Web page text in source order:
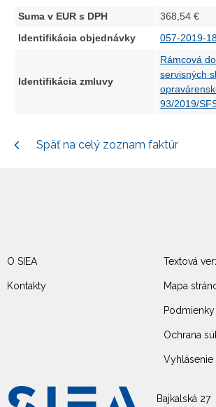
Suma v EUR s DPH
368,54 €
Identifikácia objednávky
057-2019-
Identifikácia zmluvy
Rámcová
servisných
93/2019/
Späť na celý zoznam faktúr
Bajkalská 27
O SIEA
Kontakty
Textová
Mapa
Ochrana